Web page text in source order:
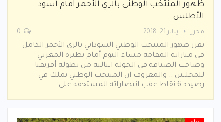
ظهور المنتخب الوطني بالزي الأحمر أمام أسود
الأطلس
محرر يناير 21, 2018
تقرر ظهور المنتخب الوطني السوداني بالزي الأحمر الكامل
في مباراته المقامة مساء اليوم أمام نظيره المغربي
وصاحب الضيافة في الجولة الثالثة من بطولة أفريقيا
للمحليين .. والمعروف ان المنتخب الوطني يملك في
رصيده 6 نقاط عقب انتصاراته المستحقه على…